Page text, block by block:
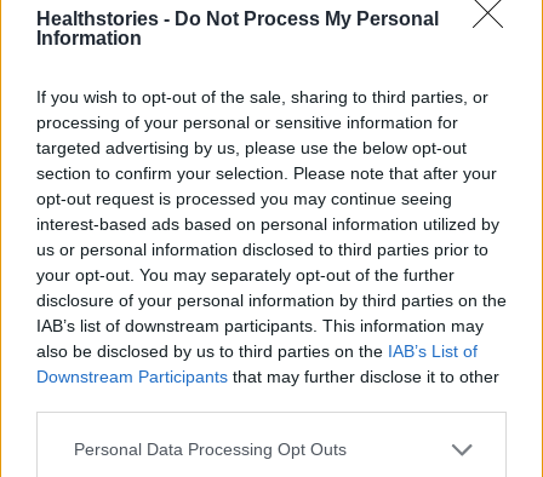
Healthstories - Do Not Process My Personal
Information
If you wish to opt-out of the sale, sharing to third parties, or
processing of your personal or sensitive information for
targeted advertising by us, please use the below opt-out
section to confirm your selection. Please note that after your
opt-out request is processed you may continue seeing
interest-based ads based on personal information utilized by
us or personal information disclosed to third parties prior to
your opt-out. You may separately opt-out of the further
disclosure of your personal information by third parties on the
IAB’s list of downstream participants. This information may
also be disclosed by us to third parties on the IAB’s List of
Downstream Participants that may further disclose it to other
Personal Data Processing Opt Outs
28 Φεβρουαρίου 2021
Τελευταία Νέα
9 πράγματα που δεν πρέπει να
λέτε σε έναν επισκέπτη
27 Φεβρουαρίου 2026
Πάνω από 100 μωρά έχουν
γεννηθεί μέσω εξωσωματικής, με
την υποστήριξη της Be-Live